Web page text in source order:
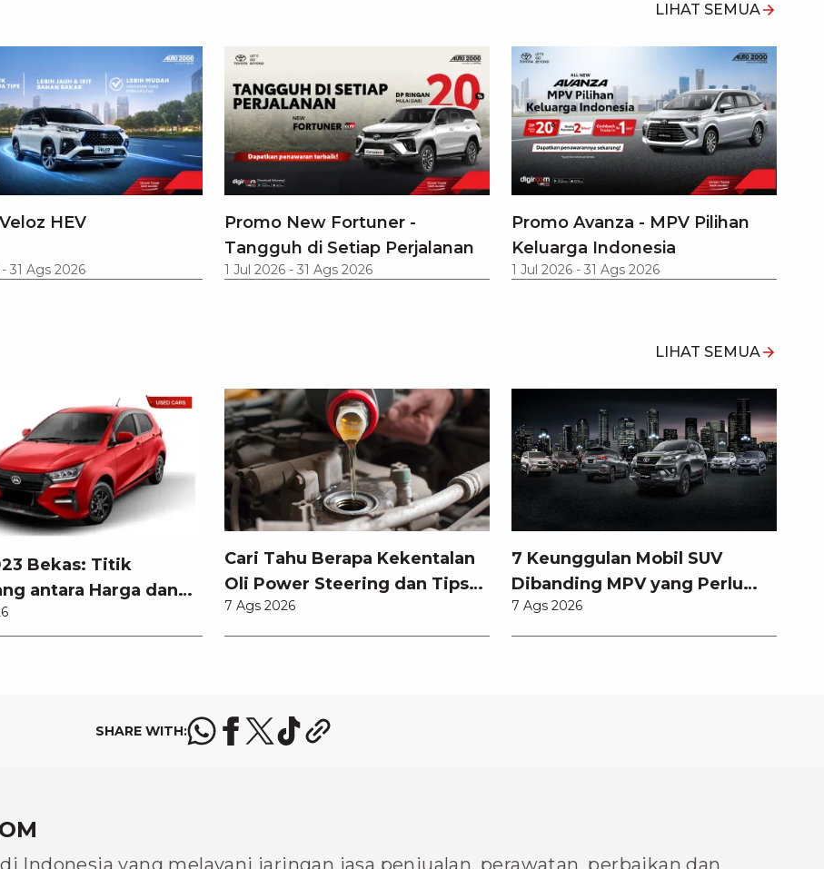
LIHAT SEMUA
HEV
- 31 Ags 2026
Promo New Fortuner -
Tangguh di Setiap Perjalanan
1 Jul 2026 - 31 Ags 2026
Promo Avanza - MPV Pilihan
Keluarga Indonesia
1 Jul 2026 - 31 Ags 2026
LIHAT SEMUA
Bekas: Titik
antara Harga dan
Teknologi
Cari Tahu Berapa Kekentalan
Oli Power Steering dan Tips
Memilihnya
7 Ags 2026
7 Keunggulan Mobil SUV
Dibanding MPV yang Perlu
Anda Ketahui
7 Ags 2026
SHARE WITH: